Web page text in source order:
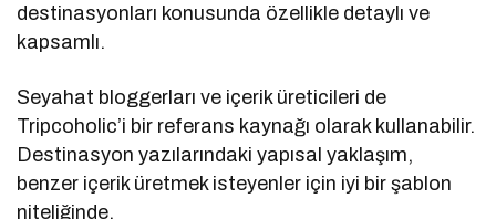
destinasyonları konusunda özellikle detaylı ve
kapsamlı.
Seyahat bloggerları ve içerik üreticileri de
Tripcoholic’i bir referans kaynağı olarak kullanabilir.
Destinasyon yazılarındaki yapısal yaklaşım,
benzer içerik üretmek isteyenler için iyi bir şablon
niteliğinde.